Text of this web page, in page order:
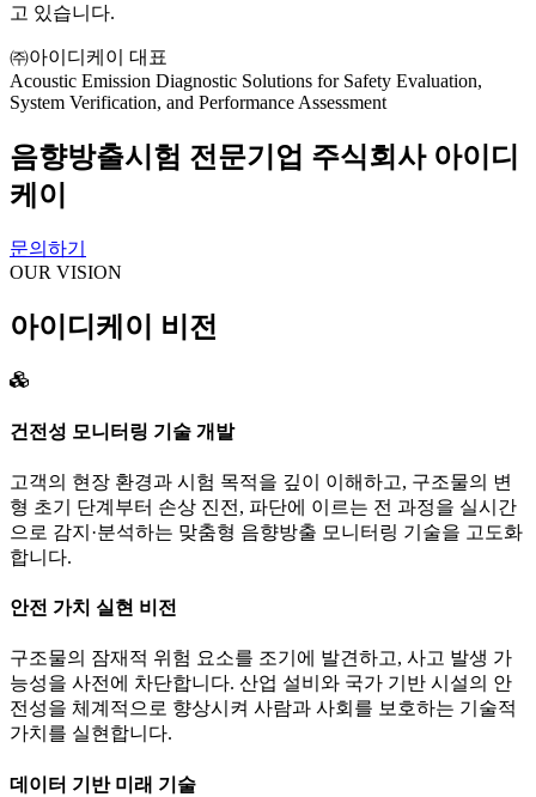
고 있습니다.
㈜아이디케이 대표
Acoustic Emission Diagnostic Solutions for Safety Evaluation,
System Verification, and Performance Assessment
음향방출시험 전문기업 주식회사 아이디
케이
문의하기
OUR VISION
아이디케이 비전
건전성 모니터링 기술 개발
고객의 현장 환경과 시험 목적을 깊이 이해하고, 구조물의 변
형 초기 단계부터 손상 진전, 파단에 이르는 전 과정을 실시간
으로 감지·분석하는 맞춤형 음향방출 모니터링 기술을 고도화
합니다.
안전 가치 실현 비전
구조물의 잠재적 위험 요소를 조기에 발견하고, 사고 발생 가
능성을 사전에 차단합니다. 산업 설비와 국가 기반 시설의 안
전성을 체계적으로 향상시켜 사람과 사회를 보호하는 기술적
가치를 실현합니다.
데이터 기반 미래 기술